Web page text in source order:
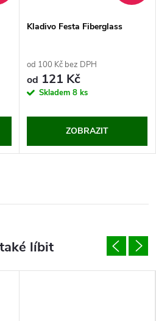
Kladivo Festa Fiberglass
od 100 Kč bez DPH
od 121 Kč
Skladem 8 ks
ZOBRAZIT